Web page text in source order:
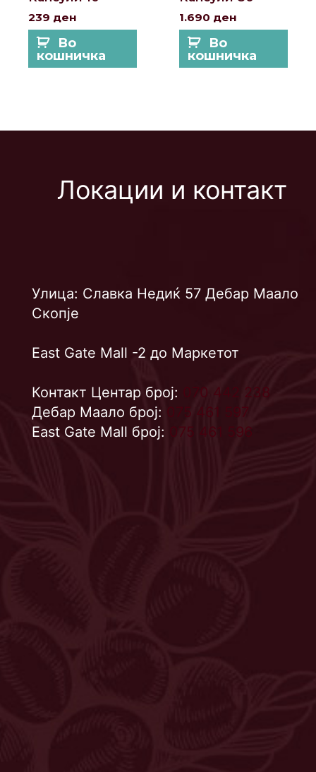
239 ден
Во
кошничка
1.690 ден
Во
кошничка
Локации и контакт
Улица: Славка Недиќ 57 Дебар Маало
Скопје
East Gate Mall -2 до Маркетот
Контакт Центар број:
070 442 238
Дебар Маало број: 075 461 597
East Gate Mall број: 075 461 596